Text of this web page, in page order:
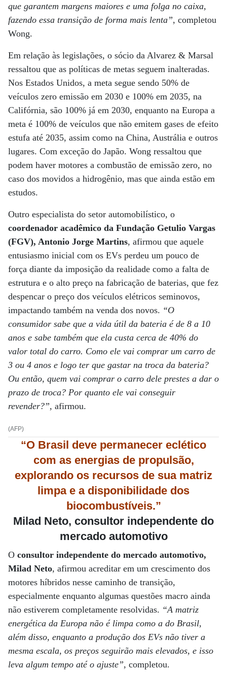
que garantem margens maiores e uma folga no caixa,
fazendo essa transição de forma mais lenta”, completou
Wong.
Em relação às legislações, o sócio da Alvarez & Marsal
ressaltou que as políticas de metas seguem inalteradas.
Nos Estados Unidos, a meta segue sendo 50% de
veículos zero emissão em 2030 e 100% em 2035, na
Califórnia, são 100% já em 2030, enquanto na Europa a
meta é 100% de veículos que não emitem gases de efeito
estufa até 2035, assim como na China, Austrália e outros
lugares. Com exceção do Japão. Wong ressaltou que
podem haver motores a combustão de emissão zero, no
caso dos movidos a hidrogênio, mas que ainda estão em
estudos.
Outro especialista do setor automobilístico, o
coordenador acadêmico da Fundação Getulio Vargas
(FGV), Antonio Jorge Martins, afirmou que aquele
entusiasmo inicial com os EVs perdeu um pouco de
força diante da imposição da realidade como a falta de
estrutura e o alto preço na fabricação de baterias, que fez
despencar o preço dos veículos elétricos seminovos,
impactando também na venda dos novos. “O
consumidor sabe que a vida útil da bateria é de 8 a 10
anos e sabe também que ela custa cerca de 40% do
valor total do carro. Como ele vai comprar um carro de
3 ou 4 anos e logo ter que gastar na troca da bateria?
Ou então, quem vai comprar o carro dele prestes a dar o
prazo de troca? Por quanto ele vai conseguir
revender?”, afirmou.
(AFP)
“O Brasil deve permanecer eclético
com as energias de propulsão,
explorando os recursos de sua matriz
limpa e a disponibilidade dos
biocombustíveis.”
Milad Neto, consultor independente do
mercado automotivo
O consultor independente do mercado automotivo,
Milad Neto, afirmou acreditar em um crescimento dos
motores híbridos nesse caminho de transição,
especialmente enquanto algumas questões macro ainda
não estiverem completamente resolvidas. “A matriz
energética da Europa não é limpa como a do Brasil,
além disso, enquanto a produção dos EVs não tiver a
mesma escala, os preços seguirão mais elevados, e isso
leva algum tempo até o ajuste”, completou.